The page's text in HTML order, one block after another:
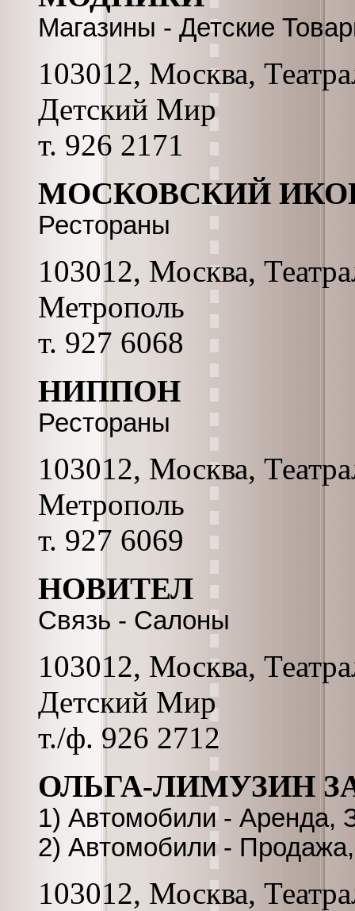
Магазины - Детские
103012, Москва,
Детский Мир
т. 926 2171
МОСКОВСКИЙ
Рестораны
103012, Москва,
Метрополь
т. 927 6068
НИППОН
Рестораны
103012, Москва,
Метрополь
т. 927 6069
НОВИТЕЛ
Связь - Салоны
103012, Москва,
Детский Мир
т./ф. 926 2712
ОЛЬГА-ЛИМУЗИН
1) Автомобили - Аренда,
2) Автомобили -
103012, Москва,